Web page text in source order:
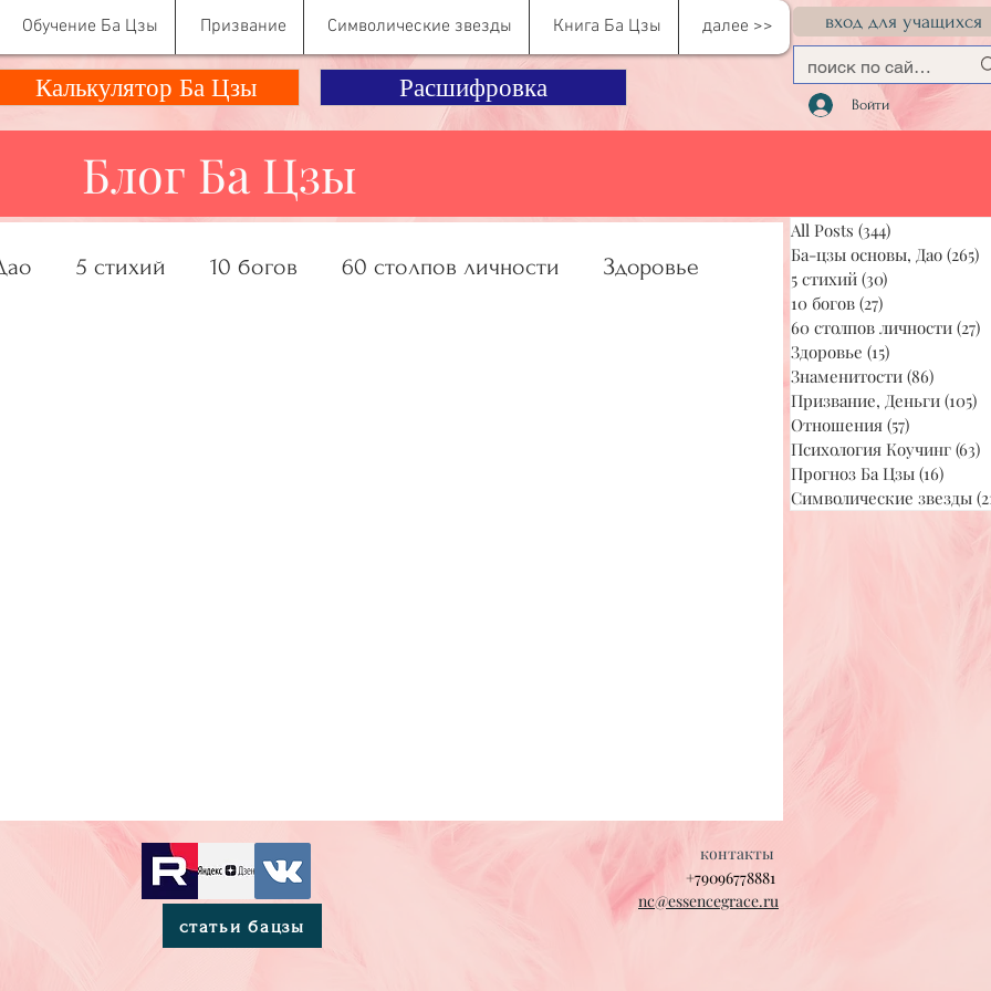
Обучение Ба Цзы Призвание Символические звезды Книга Ба Цзы далее >>
Калькулятор Ба Цзы Расшифровка
вход для учащихся
Войти
Блог Ба Цзы
5 стихий 10 богов 60 столпов личности Здоровье
Деньги
All Posts (344)
Ба-цзы основы, Дао (265)
5 стихий (30)
10 богов (27)
60 столпов личности (27)
Здоровье (15)
Знаменитости (86)
Призвание, Деньги (105)
Отношения (57)
Психология Коучинг (63)
Прогноз Ба Цзы (16)
Символические звезды
статьи бацзы
контакты
+79096778881
nc@essencegrace.ru